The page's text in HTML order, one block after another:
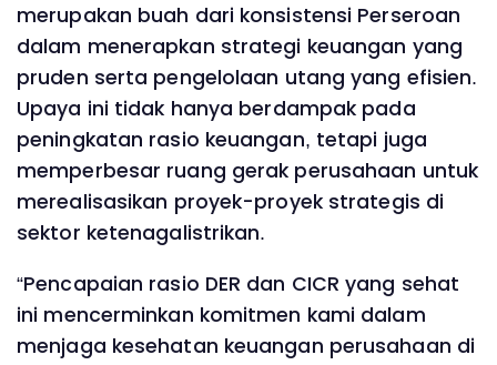
merupakan buah dari konsistensi Perseroan
dalam menerapkan strategi keuangan yang
pruden serta pengelolaan utang yang efisien.
Upaya ini tidak hanya berdampak pada
peningkatan rasio keuangan, tetapi juga
memperbesar ruang gerak perusahaan untuk
merealisasikan proyek-proyek strategis di
sektor ketenagalistrikan.
“Pencapaian rasio DER dan CICR yang sehat
ini mencerminkan komitmen kami dalam
menjaga kesehatan keuangan perusahaan di